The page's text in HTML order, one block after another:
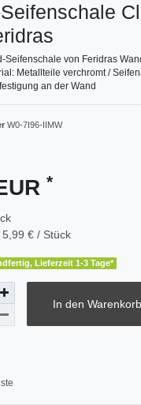
Seifenschale von Feridras
Metallteile verchromt /
an der Wand
W0-7I96-IIMW
*
5,99 € / Stück
Lieferzeit 1-3 Tage*
In den Warenkorb